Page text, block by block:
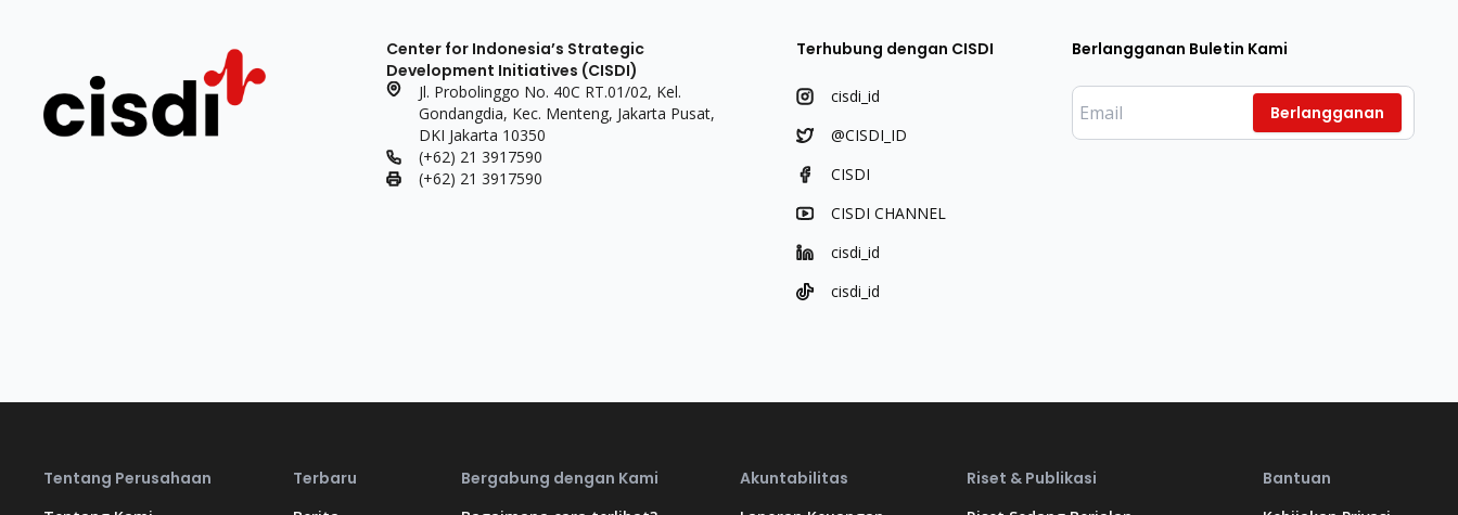
Center for Indonesia’s Strategic
Development Initiatives (CISDI)
Jl. Probolinggo No. 40C RT.01/02, Kel.
Gondangdia, Kec. Menteng, Jakarta Pusat,
DKI Jakarta 10350
(+62) 21 3917590
(+62) 21 3917590
Terhubung dengan CISDI
cisdi_id
@CISDI_ID
CISDI
CISDI CHANNEL
cisdi_id
cisdi_id
Berlangganan Buletin Kami
Berlangganan
Tentang Perusahaan Terbaru Bergabung dengan Kami Akuntabilitas Riset & Publikasi Bantuan